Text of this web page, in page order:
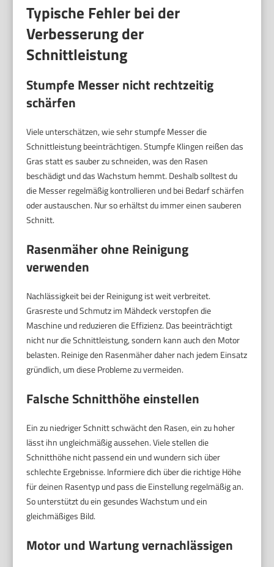
Typische Fehler bei der
Verbesserung der
Schnittleistung
Stumpfe Messer nicht rechtzeitig
schärfen
Viele unterschätzen, wie sehr stumpfe Messer die
Schnittleistung beeinträchtigen. Stumpfe Klingen reißen das
Gras statt es sauber zu schneiden, was den Rasen
beschädigt und das Wachstum hemmt. Deshalb solltest du
die Messer regelmäßig kontrollieren und bei Bedarf schärfen
oder austauschen. Nur so erhältst du immer einen sauberen
Schnitt.
Rasenmäher ohne Reinigung
verwenden
Nachlässigkeit bei der Reinigung ist weit verbreitet.
Grasreste und Schmutz im Mähdeck verstopfen die
Maschine und reduzieren die Effizienz. Das beeinträchtigt
nicht nur die Schnittleistung, sondern kann auch den Motor
belasten. Reinige den Rasenmäher daher nach jedem Einsatz
gründlich, um diese Probleme zu vermeiden.
Falsche Schnitthöhe einstellen
Ein zu niedriger Schnitt schwächt den Rasen, ein zu hoher
lässt ihn ungleichmäßig aussehen. Viele stellen die
Schnitthöhe nicht passend ein und wundern sich über
schlechte Ergebnisse. Informiere dich über die richtige Höhe
für deinen Rasentyp und pass die Einstellung regelmäßig an.
So unterstützt du ein gesundes Wachstum und ein
gleichmäßiges Bild.
Motor und Wartung vernachlässigen